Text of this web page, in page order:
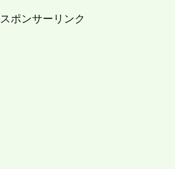
スポンサーリンク